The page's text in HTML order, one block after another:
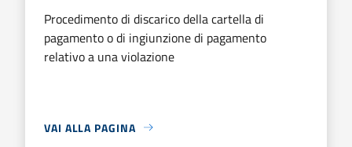
Procedimento di discarico della cartella di
pagamento o di ingiunzione di pagamento
relativo a una violazione
VAI ALLA PAGINA